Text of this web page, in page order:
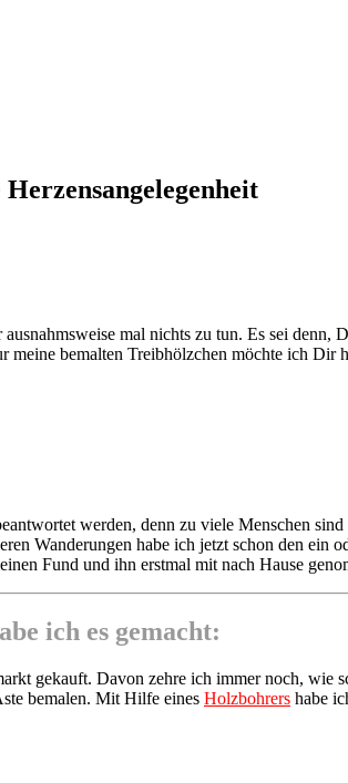
mal nichts zu tun. Es sei denn,
bemalten Treibhölzchen möchte ich Dir
werden, denn zu viele Menschen
Wanderungen habe ich jetzt schon den ein
Fund und ihn erstmal mit nach Hause
ich es gemacht:
gekauft. Davon zehre ich immer noch,
bemalen. Mit Hilfe eines Holzbohrers habe